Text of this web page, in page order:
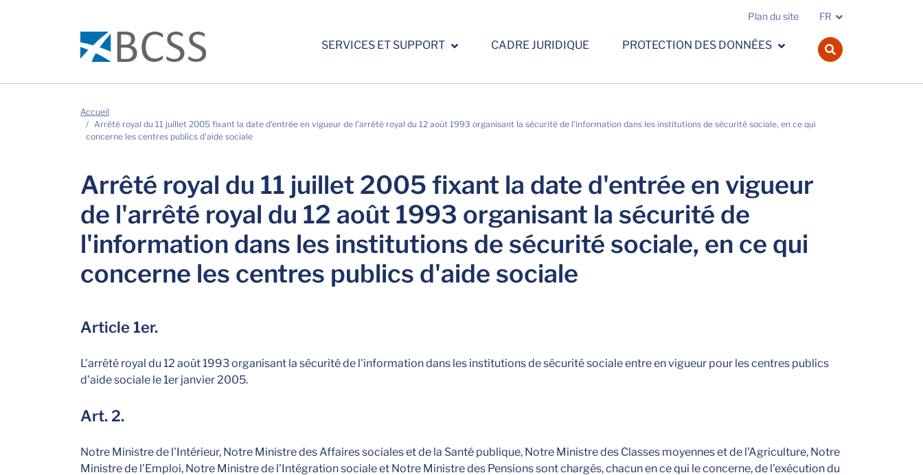
Plan du site FR
SERVICES ET SUPPORT CADRE JURIDIQUE PROTECTION DES DONNÉES
Accueil
Arrêté royal du 11 juillet 2005 fixant la date d'entrée en vigueur de l'arrêté royal du 12 août 1993 organisant la sécurité de l'information dans les institutions de sécurité sociale, en ce qui
concerne les centres publics d'aide sociale
Arrêté royal du 11 juillet 2005 fixant la date d'entrée en vigueur
de l'arrêté royal du 12 août 1993 organisant la sécurité de
l'information dans les institutions de sécurité sociale, en ce qui
concerne les centres publics d'aide sociale
Article 1er.
L'arrêté royal du 12 août 1993 organisant la sécurité de l'information dans les institutions de sécurité sociale entre en vigueur pour les centres publics
d'aide sociale le 1er janvier 2005.
Art. 2.
Notre Ministre de l'Intérieur, Notre Ministre des Affaires sociales et de la Santé publique, Notre Ministre des Classes moyennes et de l'Agriculture, Notre
Ministre de l'Emploi, Notre Ministre de l'Intégration sociale et Notre Ministre des Pensions sont chargés, chacun en ce qui le concerne, de l'exécution du